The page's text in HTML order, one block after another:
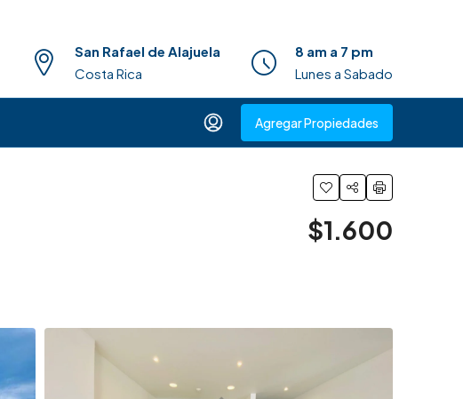
San Rafael de Alajuela
Costa Rica
8 am a 7 pm
Lunes a Sabado
Agregar Propiedades
$1.600